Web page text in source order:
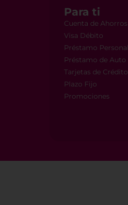
Para ti
Cuenta de Ahorros
Visa Débito
Préstamo Personal
Préstamo de Auto
Tarjetas de Crédito
Plazo Fijo
Promociones